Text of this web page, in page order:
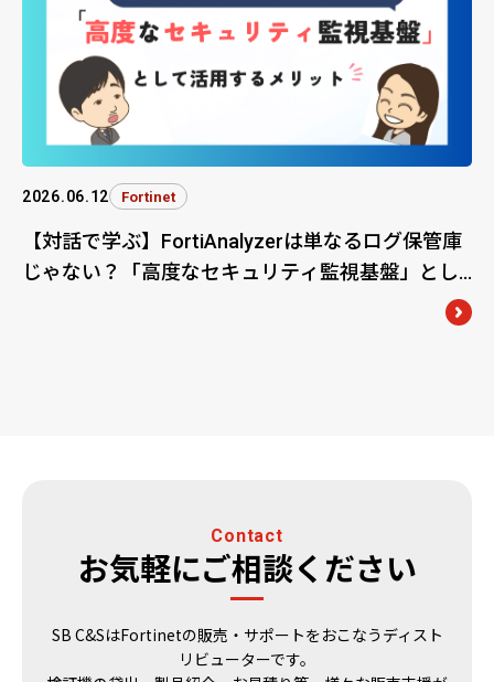
2026.06.12 Fortinet
【対話で学ぶ】FortiAnalyzerは単なるログ保管庫
じゃない？「高度なセキュリティ監視基盤」とし
Contact
お気軽にご相談ください
SB C&SはFortinetの販売・サポートをおこなうディスト
リビューターです。